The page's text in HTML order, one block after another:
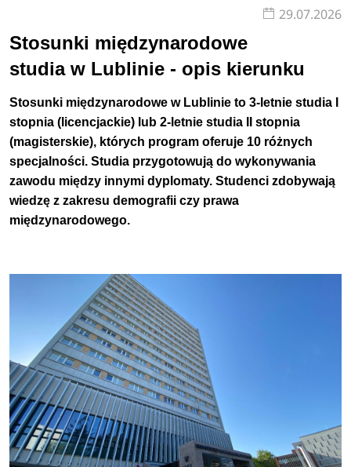
umiejętności komunikacji i negocjacji, przydatne w
późniejszej pracy zawodowej . Uczelnie oferują też często
dopasowują przedmioty do swoich zainteresowań.
Charakterystyka
W Lublinie stosunki międzynarodowe to 3-letnie studia I
stopnia (licencjackie) lub 2-letnie studia II stopnia
(magisterskie), których program może być realizowany
29.07.2026
Stosunki międzynarodowe
studia w Lublinie - opis kierunku
Stosunki międzynarodowe w Lublinie to 3-letnie studia I
stopnia (licencjackie) lub 2-letnie studia II stopnia
(magisterskie), których program oferuje 10 różnych
specjalności. Studia przygotowują do wykonywania
zawodu między innymi dyplomaty. Studenci zdobywają
wiedzę z zakresu demografii czy prawa
międzynarodowego.